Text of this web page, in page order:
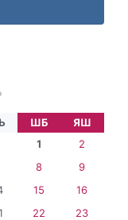
ШБ
ЯШ
1
2
8
9
15
16
22
23